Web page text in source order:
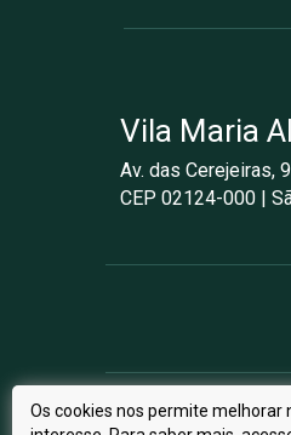
Vila Maria
Av. das Cerejeiras,
CEP 02124-000 |
Os cookies nos permite melhorar